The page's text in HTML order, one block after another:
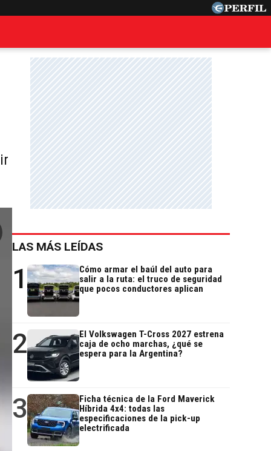
LAS MÁS LEÍDAS
1
Cómo armar el baúl del auto para
salir a la ruta: el truco de seguridad
que pocos conductores aplican
2
El Volkswagen T-Cross 2027 estrena
caja de ocho marchas, ¿qué se
espera para la Argentina?
3
Ficha técnica de la Ford Maverick
Híbrida 4x4: todas las
especificaciones de la pick-up
electrificada